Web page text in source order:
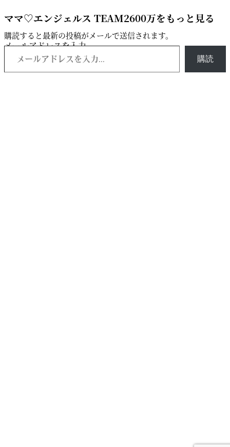
ママ♡エンジェルス TEAM2600万をもっと見る
購読すると最新の投稿がメールで送信されます。
メールアドレスを入力...
購読